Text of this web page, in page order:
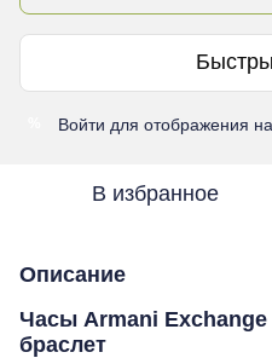
Войти для отображения
В избранное
Описание
Часы Armani Exchange
браслет